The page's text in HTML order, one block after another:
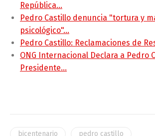
República…
Pedro Castillo denuncia "tortura y
psicológico"…
Pedro Castillo: Reclamaciones de
ONG Internacional Declara a Pedro
Presidente…
bicentenario pedro castillo